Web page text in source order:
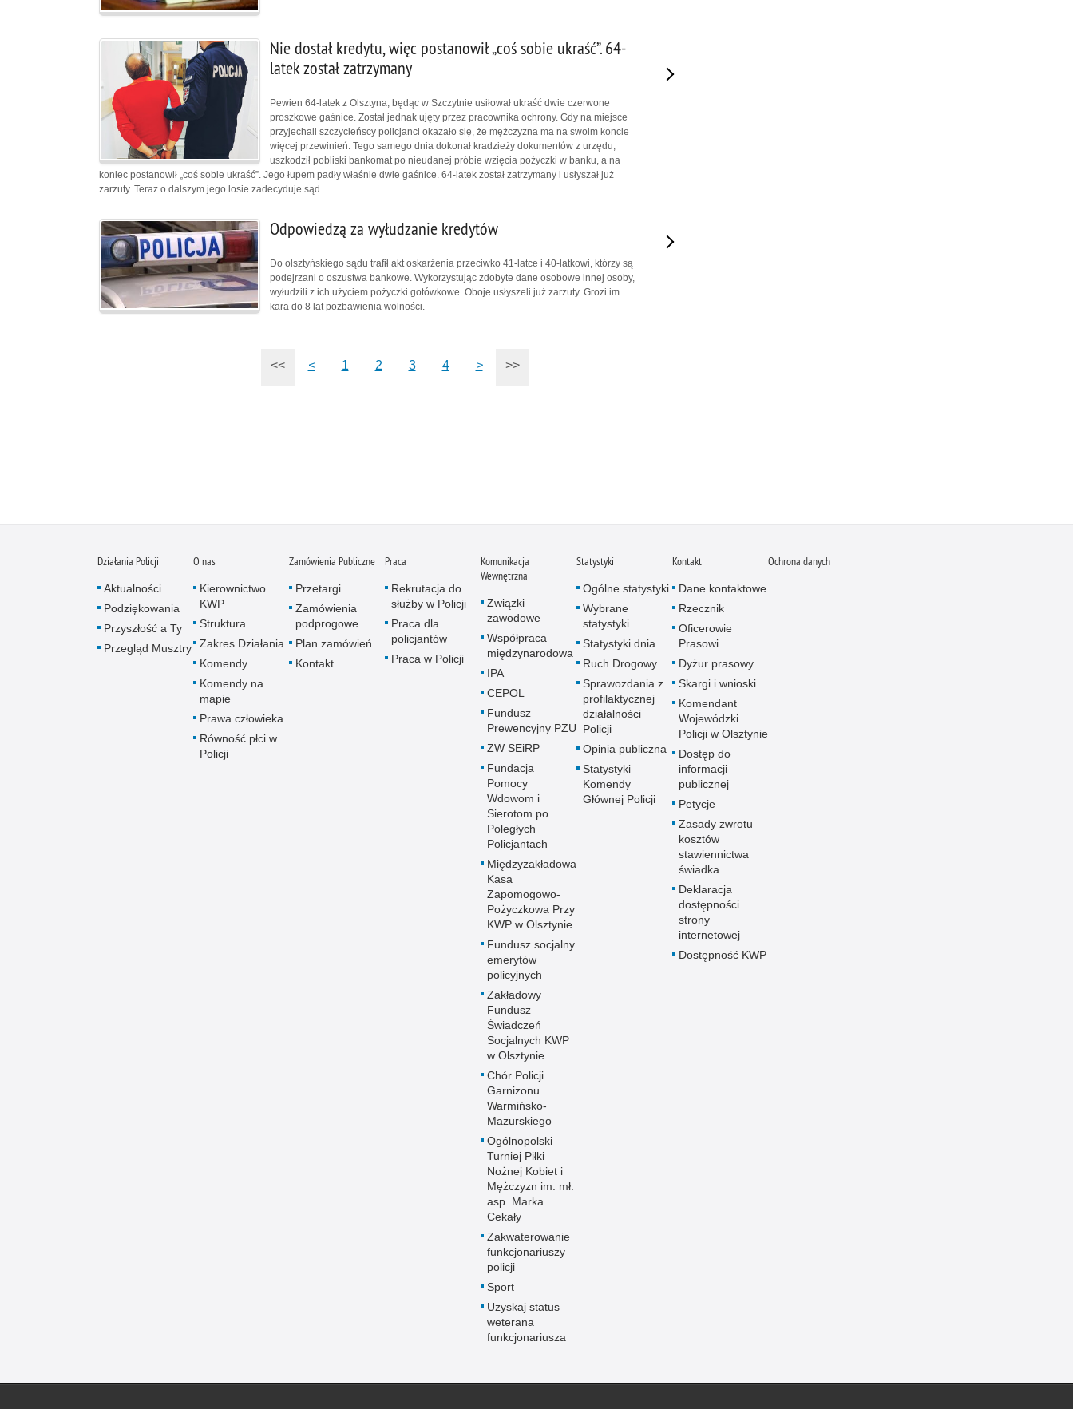
Nie dostał kredytu, więc postanowił „coś sobie ukraść”. 64-
latek został zatrzymany
Pewien 64-latek z Olsztyna, będąc w Szczytnie usiłował ukraść dwie czerwone
proszkowe gaśnice. Został jednak ujęty przez pracownika ochrony. Gdy na miejsce
przyjechali szczycieńscy policjanci okazało się, że mężczyzna ma na swoim koncie
więcej przewinień. Tego samego dnia dokonał kradzieży dokumentów z urzędu,
uszkodził pobliski bankomat po nieudanej próbie wzięcia pożyczki w banku, a na
koniec postanowił „coś sobie ukraść”. Jego łupem padły właśnie dwie gaśnice. 64-latek został zatrzymany i usłyszał już
zarzuty. Teraz o dalszym jego losie zadecyduje sąd.
Odpowiedzą za wyłudzanie kredytów
Do olsztyńskiego sądu trafił akt oskarżenia przeciwko 41-latce i 40-latkowi, którzy są
podejrzani o oszustwa bankowe. Wykorzystując zdobyte dane osobowe innej osoby,
wyłudzili z ich użyciem pożyczki gotówkowe. Oboje usłyszeli już zarzuty. Grozi im
kara do 8 lat pozbawienia wolności.
<< < 1 2 3 4 > >>
Działania Policji
Aktualności
Podziękowania
Przyszłość a Ty
Przegląd Musztry
O nas
Kierownictwo
KWP
Struktura
Zakres Działania
Komendy
Komendy na
mapie
Prawa człowieka
Równość płci w
Policji
Zamówienia Publiczne
Przetargi
Zamówienia
podprogowe
Plan zamówień
Kontakt
Praca
Rekrutacja do
służby w Policji
Praca dla
policjantów
Praca w Policji
Komunikacja
Wewnętrzna
Związki
zawodowe
Współpraca
międzynarodowa
IPA
CEPOL
Fundusz
Prewencyjny PZU
ZW SEiRP
Fundacja
Pomocy
Wdowom i
Sierotom po
Poległych
Policjantach
Międzyzakładowa
Kasa
Zapomogowo-
Pożyczkowa Przy
KWP w Olsztynie
Fundusz socjalny
emerytów
policyjnych
Zakładowy
Fundusz
Świadczeń
Socjalnych KWP
w Olsztynie
Chór Policji
Garnizonu
Warmińsko-
Mazurskiego
Ogólnopolski
Turniej Piłki
Nożnej Kobiet i
Mężczyzn im. mł.
asp. Marka
Cekały
Zakwaterowanie
funkcjonariuszy
policji
Sport
Uzyskaj status
weterana
funkcjonariusza
Statystyki
Ogólne statystyki
Wybrane
statystyki
Statystyki dnia
Ruch Drogowy
Sprawozdania z
profilaktycznej
działalności
Policji
Opinia publiczna
Statystyki
Komendy
Głównej Policji
Kontakt
Dane kontaktowe
Rzecznik
Oficerowie
Prasowi
Dyżur prasowy
Skargi i wnioski
Komendant
Wojewódzki
Policji w Olsztynie
Dostęp do
informacji
publicznej
Petycje
Zasady zwrotu
kosztów
stawiennictwa
świadka
Deklaracja
dostępności
strony
internetowej
Dostępność KWP
Ochrona danych